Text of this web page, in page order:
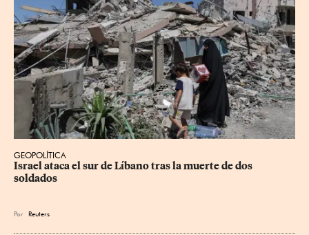
GEOPOLÍTICA
Israel ataca el sur de Líbano tras la muerte de dos
soldados
Por Reuters